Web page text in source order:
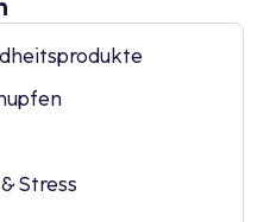
Stress